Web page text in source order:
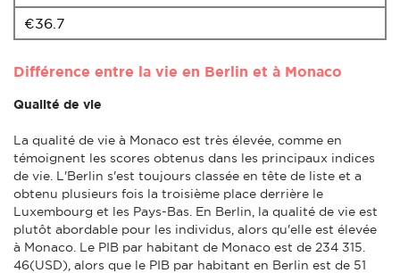
€36.7
Différence entre la vie en Berlin et à Monaco
Qualité de vie
La qualité de vie à Monaco est très élevée, comme en
témoignent les scores obtenus dans les principaux indices
de vie. L'Berlin s'est toujours classée en tête de liste et a
obtenu plusieurs fois la troisième place derrière le
Luxembourg et les Pays-Bas. En Berlin, la qualité de vie est
plutôt abordable pour les individus, alors qu'elle est élevée
à Monaco. Le PIB par habitant de Monaco est de 234 315.
46(USD), alors que le PIB par habitant en Berlin est de 51